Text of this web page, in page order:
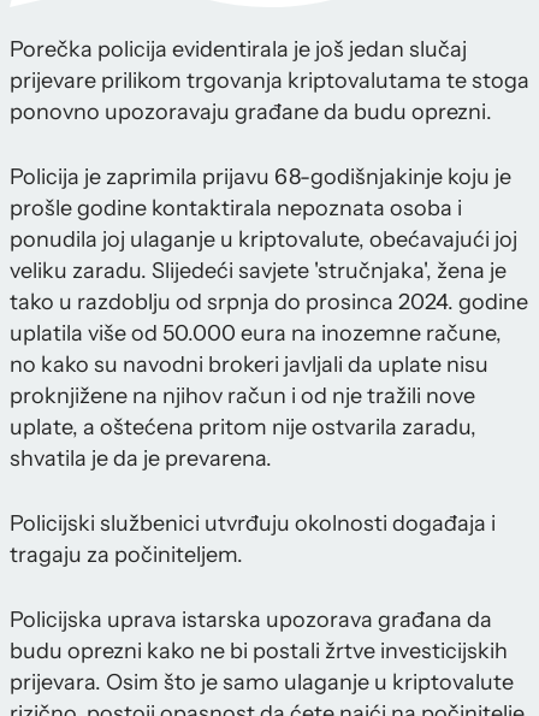
Porečka policija evidentirala je još jedan slučaj
prijevare prilikom trgovanja kriptovalutama te stoga
ponovno upozoravaju građane da budu oprezni.
Policija je zaprimila prijavu 68-godišnjakinje koju je
prošle godine kontaktirala nepoznata osoba i
ponudila joj ulaganje u kriptovalute, obećavajući joj
veliku zaradu. Slijedeći savjete 'stručnjaka', žena je
tako u razdoblju od srpnja do prosinca 2024. godine
uplatila više od 50.000 eura na inozemne račune,
no kako su navodni brokeri javljali da uplate nisu
proknjižene na njihov račun i od nje tražili nove
uplate, a oštećena pritom nije ostvarila zaradu,
shvatila je da je prevarena.
Policijski službenici utvrđuju okolnosti događaja i
tragaju za počiniteljem.
Policijska uprava istarska upozorava građana da
budu oprezni kako ne bi postali žrtve investicijskih
prijevara. Osim što je samo ulaganje u kriptovalute